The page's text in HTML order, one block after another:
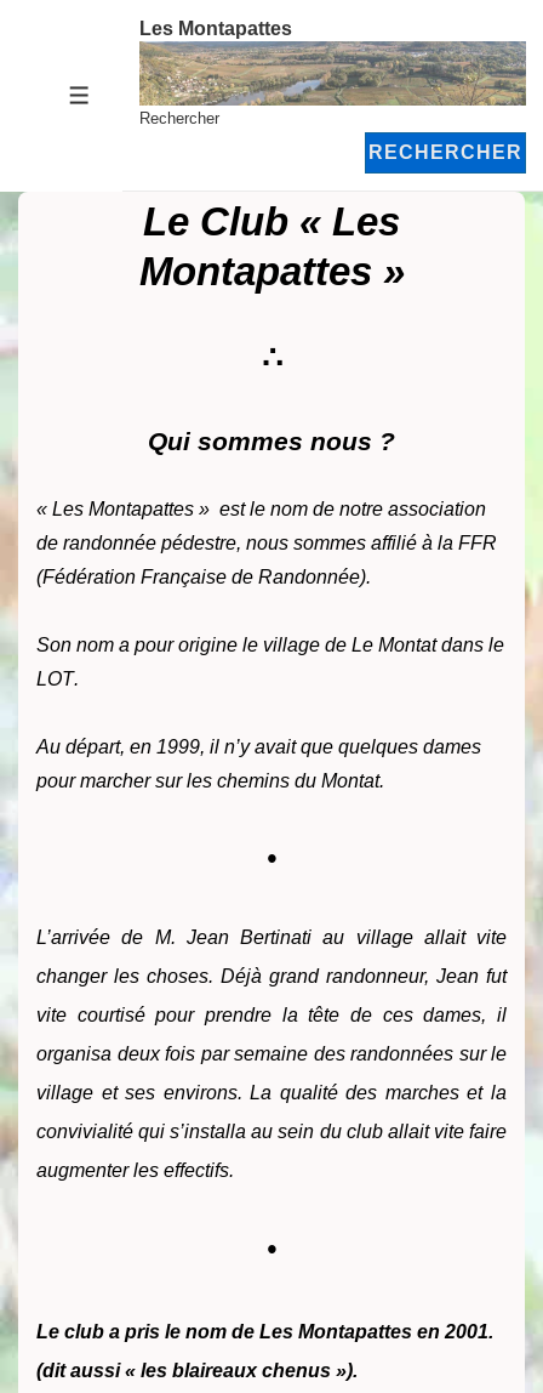
MENU
Les Montapattes
Rechercher
RECHERCHER
Le Club « Les
Montapattes »
∴
Qui sommes nous ?
« Les Montapattes » est le nom de notre association
de randonnée pédestre, nous sommes affilié à la FFR
(Fédération Française de Randonnée).
Son nom a pour origine le village de Le Montat dans le
LOT.
Au départ, en 1999, il n’y avait que quelques dames
pour marcher sur les chemins du Montat.
•
L’arrivée de M. Jean Bertinati au village allait vite
changer les choses. Déjà grand randonneur, Jean fut
vite courtisé pour prendre la tête de ces dames, il
organisa deux fois par semaine des randonnées sur le
village et ses environs. La qualité des marches et la
convivialité qui s’installa au sein du club allait vite faire
augmenter les effectifs.
•
Le club a pris le nom de Les Montapattes en 2001.
(dit aussi « les blaireaux chenus »).